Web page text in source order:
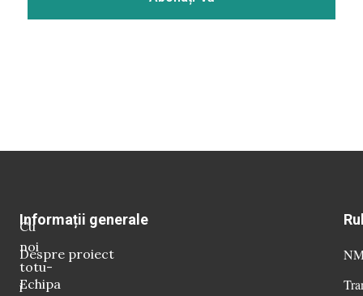
Cu
noi
totu-
i
Informații generale
Despre proiect
Echipa